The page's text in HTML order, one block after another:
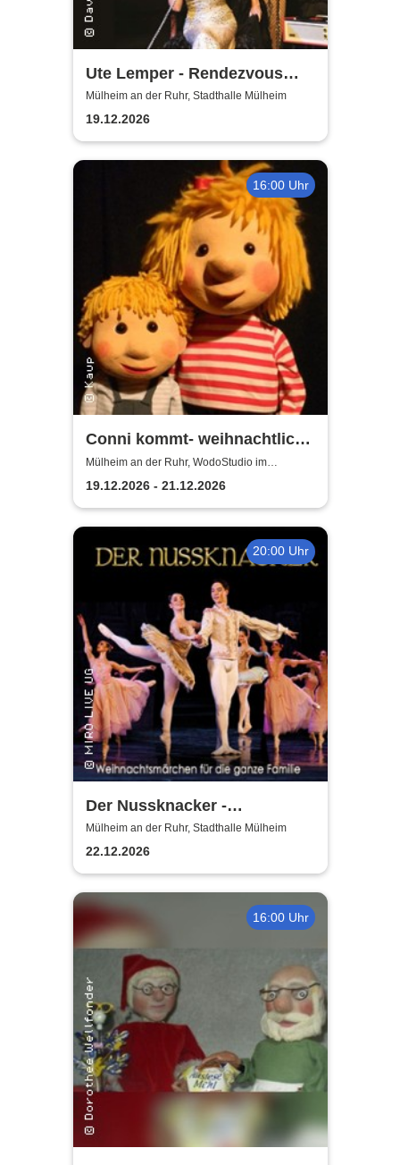
Ute Lemper - Rendezvous
with Marlene
Mülheim an der Ruhr, Stadthalle Mülheim
19.12.2026
16:00 Uhr
Conni kommt- weihnachtlich |
WodoStudio im
Ringlokschuppen Ruhr
Mülheim an der Ruhr, WodoStudio im
Ringlokschuppen Ruhr
19.12.2026 - 21.12.2026
20:00 Uhr
Der Nussknacker -
Zauberhaftes
Weihnachtsballett für Jung
und Alt
Mülheim an der Ruhr, Stadthalle Mülheim
22.12.2026
16:00 Uhr